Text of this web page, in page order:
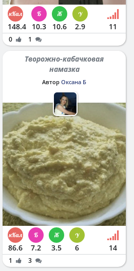
148.4 10.3 10.6 2.9 11
0 1
Творожно-кабачковая
намазка
Автор Оксана Б
86.6 7.2 3.5 6 14
1
3